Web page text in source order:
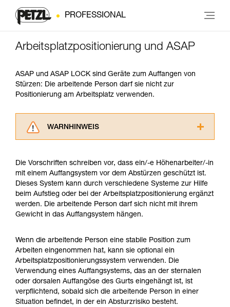
PROFESSIONAL
Arbeitsplatzpositionierung und ASAP
ASAP und ASAP LOCK sind Geräte zum Auffangen von
Stürzen: Die arbeitende Person darf sie nicht zur
Positionierung am Arbeitsplatz verwenden.
WARNHINWEIS
aufmerksam durch, bevor Sie diesen zu Rate
ziehen. Um diese Zusatzinformationen
verstehen zu können, müssen Sie zuerst die in
der Gebrauchsanweisung enthaltenen
Informationen richtig verstanden haben.
Die Beherrschung dieser Techniken setzt eine
Training voraus. Prüfen Sie zusammen mit
einem Profi, ob Sie in der Lage sind, den
Vorgang alleine sicher zu wiederholen, bevor
Sie ihn eigenständig durchführen.
Wir geben Beispiele für die mit Ihrer Aktivität
verbundenen Techniken. Möglicherweise gibt es
noch andere Techniken, die hier nicht
Die Vorschriften schreiben vor, dass ein/-e Höhenarbeiter/-in
mit einem Auffangsystem vor dem Abstürzen geschützt ist.
Dieses System kann durch verschiedene Systeme zur Hilfe
beim Aufstieg oder bei der Arbeitsplatzpositionierung ergänzt
werden. Die arbeitende Person darf sich nicht mit ihrem
Gewicht in das Auffangsystem hängen.
Wenn die arbeitende Person eine stabile Position zum
Arbeiten eingenommen hat, kann sie optional ein
Arbeitsplatzpositionierungssystem verwenden. Die
Verwendung eines Auffangsystems, das an der sternalen
oder dorsalen Auffangöse des Gurts eingehängt ist, ist
verpflichtend, sobald sich die arbeitende Person in einer
Situation befindet, in der ein Absturzrisiko besteht.